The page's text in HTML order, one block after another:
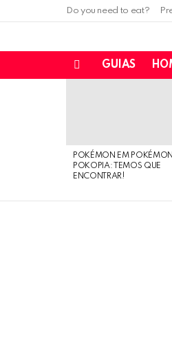
Do you need to eat?
GUIAS
POKÉMON EM POKÉMON
POKOPIA: TEMOS QUE
ENCONTRAR!